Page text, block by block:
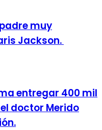
muy
Jackson.
entregar 400 mil
doctor Merido